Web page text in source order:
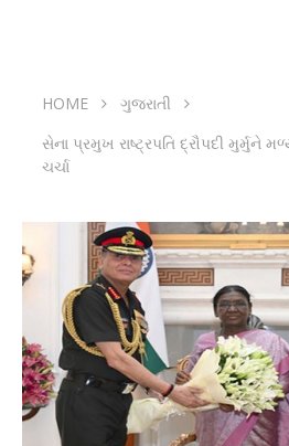
HOME
ગુજરાતી
સેના પ્રમુખ રાષ્ટ્રપતિ દ્રૌપદી મુર્મુને
ચર્ચા